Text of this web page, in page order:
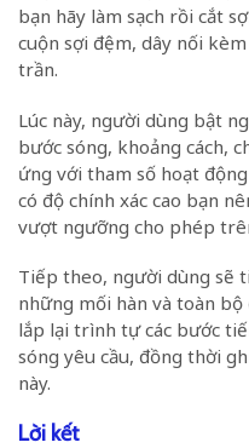
bạn hãy làm sạch rồi cắt
cuộn sợi đệm, dây nối
trần.
Lúc này, người dùng bật
bước sóng, khoảng cách,
ứng với tham số hoạt
có độ chính xác cao bạn
vượt ngưỡng cho phép
Tiếp theo, người dùng sẽ
những mối hàn và toàn bộ
lắp lại trình tự các bước
sóng yêu cầu, đồng thời
này.
Lời kết